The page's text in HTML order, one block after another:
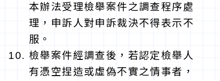
本辦法受理檢舉案件之調查程序處
理，申訴人對申訴裁決不得表示不
服。
檢舉案件經調查後，若認定檢舉人
有憑空捏造或虛偽不實之情事者，